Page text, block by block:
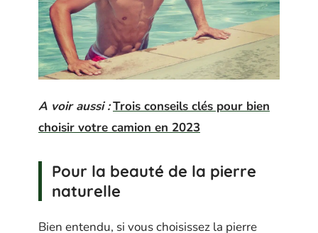
A voir aussi :Trois conseils clés pour bien
choisir votre camion en 2023
Pour la beauté de la pierre
naturelle
Bien entendu, si vous choisissez la pierre